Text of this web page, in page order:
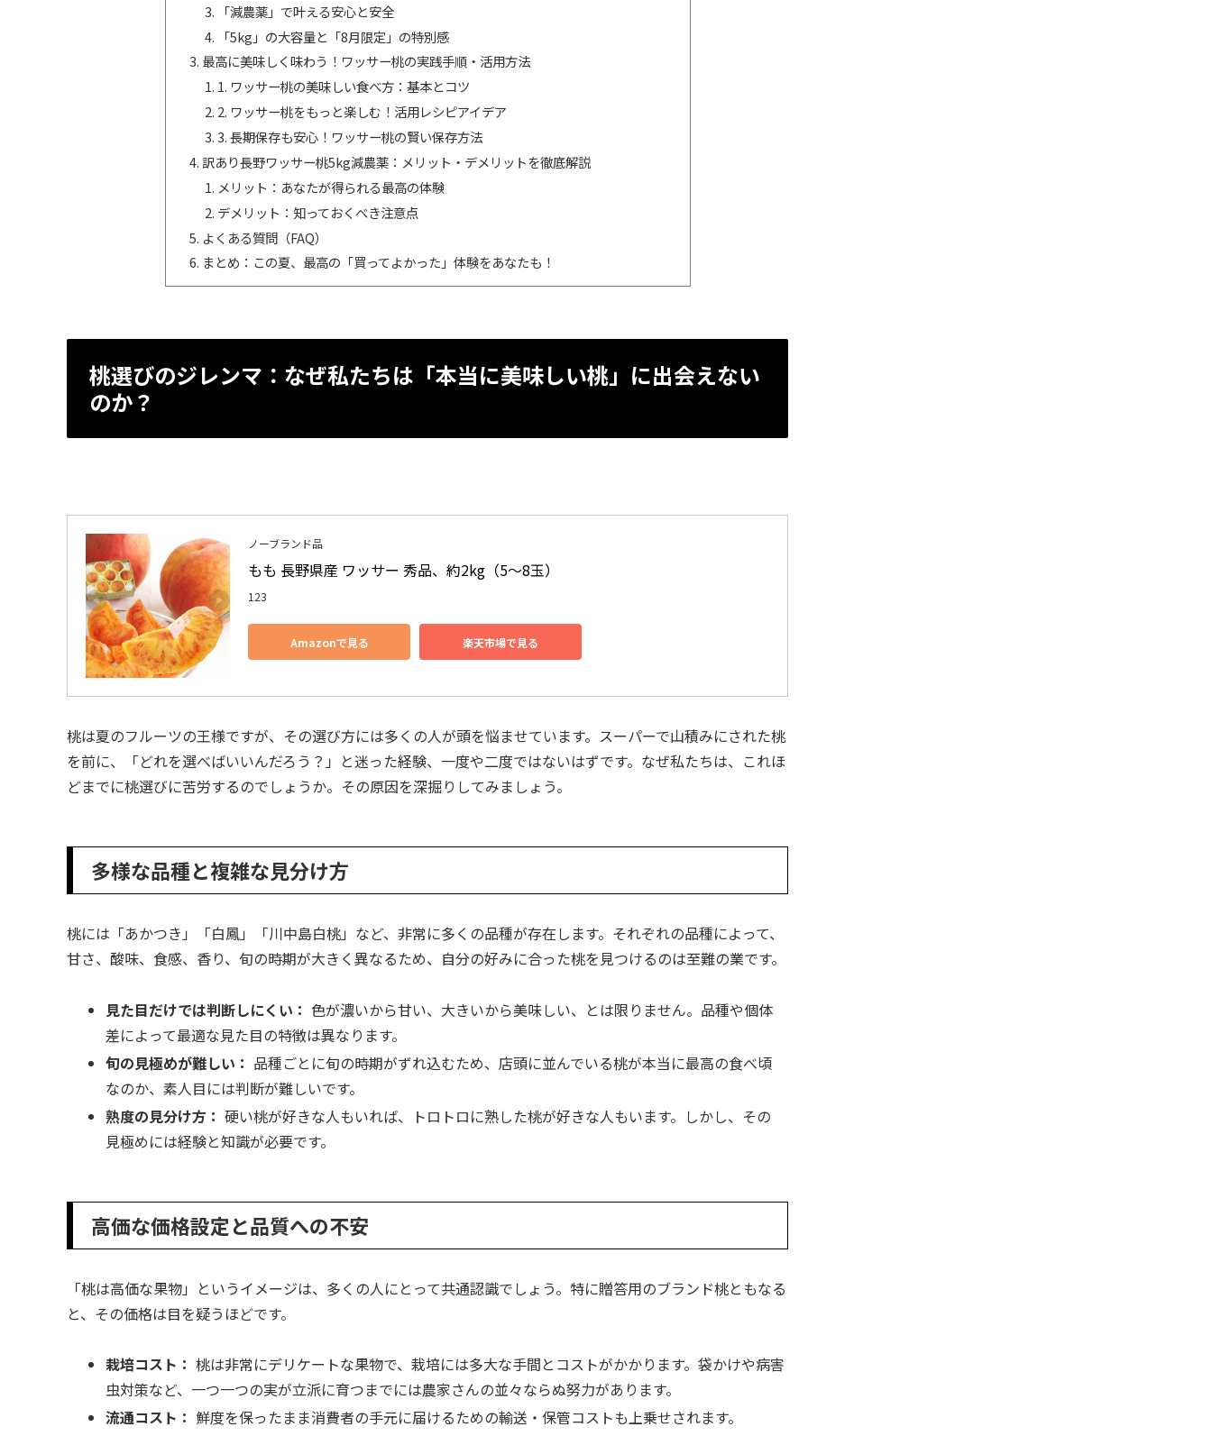
「減農薬」で叶える安心と安全
「5kg」の大容量と「8月限定」の特別感
最高に美味しく味わう！ワッサー桃の実践手順・活用方法
1. ワッサー桃の美味しい食べ方：基本とコツ
2. ワッサー桃をもっと楽しむ！活用レシピアイデア
3. 長期保存も安心！ワッサー桃の賢い保存方法
訳あり長野ワッサー桃5kg減農薬：メリット・デメリットを徹底解説
メリット：あなたが得られる最高の体験
デメリット：知っておくべき注意点
よくある質問（FAQ）
まとめ：この夏、最高の「買ってよかった」体験をあなたも！
桃選びのジレンマ：なぜ私たちは「本当に美味しい桃」に出会えない
のか？
ノーブランド品
もも 長野県産 ワッサー 秀品、約2kg（5～8玉）
123
Amazonで見る 楽天市場で見る
桃は夏のフルーツの王様ですが、その選び方には多くの人が頭を悩ませています。スーパーで山積みにされた桃
を前に、「どれを選べばいいんだろう？」と迷った経験、一度や二度ではないはずです。なぜ私たちは、これほ
どまでに桃選びに苦労するのでしょうか。その原因を深掘りしてみましょう。
多様な品種と複雑な見分け方
桃には「あかつき」「白鳳」「川中島白桃」など、非常に多くの品種が存在します。それぞれの品種によって、
甘さ、酸味、食感、香り、旬の時期が大きく異なるため、自分の好みに合った桃を見つけるのは至難の業です。
見た目だけでは判断しにくい： 色が濃いから甘い、大きいから美味しい、とは限りません。品種や個体
差によって最適な見た目の特徴は異なります。
旬の見極めが難しい： 品種ごとに旬の時期がずれ込むため、店頭に並んでいる桃が本当に最高の食べ頃
なのか、素人目には判断が難しいです。
熟度の見分け方： 硬い桃が好きな人もいれば、トロトロに熟した桃が好きな人もいます。しかし、その
見極めには経験と知識が必要です。
高価な価格設定と品質への不安
「桃は高価な果物」というイメージは、多くの人にとって共通認識でしょう。特に贈答用のブランド桃ともなる
と、その価格は目を疑うほどです。
栽培コスト： 桃は非常にデリケートな果物で、栽培には多大な手間とコストがかかります。袋かけや病害
虫対策など、一つ一つの実が立派に育つまでには農家さんの並々ならぬ努力があります。
流通コスト： 鮮度を保ったまま消費者の手元に届けるための輸送・保管コストも上乗せされます。